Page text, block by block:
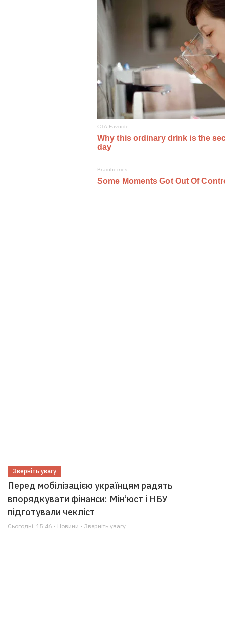
Зверніть увагу
Перед мобілізацією українцям радять
впорядкувати фінанси: Мін’юст і НБУ
підготували чекліст
Сьогодні, 15:46 • Новини • Зверніть увагу